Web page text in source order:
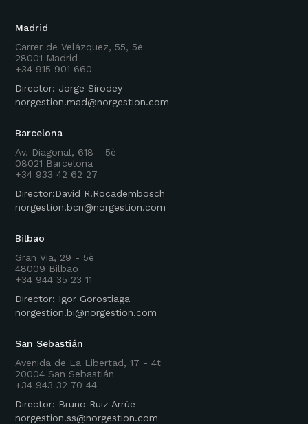
Madrid
Carrer de Velázquez, 55, 5è
28001 Madrid
+34 915 901 660
Director: Jorge Sirodey
norgestion.mad@norgestion.com
Barcelona
Av. Diagonal, 618 - 5è
08021 Barcelona
+34 933 42 62 27
Director:David R.Rocadembosch
norgestion.bcn@norgestion.com
Bilbao
Gran Via, 29 - 5è
48009 Bilbao
+34 944 35 23 11
Director: Igor Gorostiaga
norgestion.bi@norgestion.com
San Sebastián
Avenida de La Libertad, 17 - 4t
20004 San Sebastián
+34 943 32 70 44
Director: Bruno Ruiz Arrúe
norgestion.ss@norgestion.com